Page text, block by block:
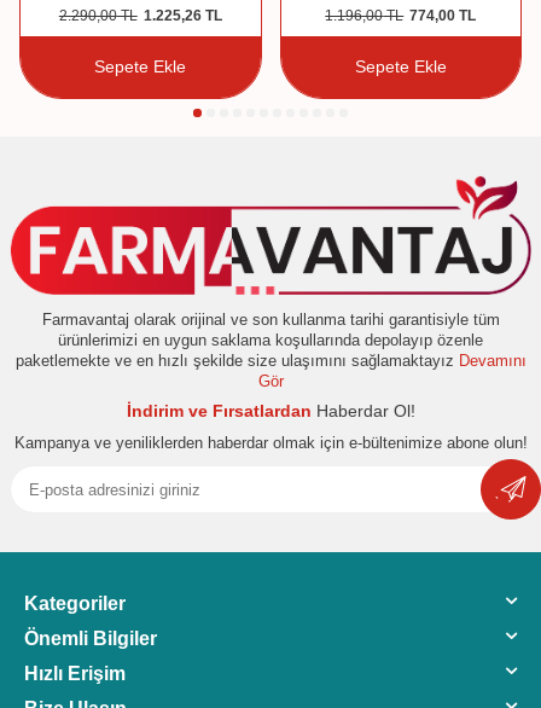
2.290,00TL 1.225,26TL
Sepete Ekle
1.196,00TL 774,00 TL
Sepete Ekle
Farmavantaj olarak orijinal ve son kullanma tarihi garantisiyle tüm
ürünlerimizi en uygun saklama koşullarında depolayıp özenle
paketlemekte ve en hızlı şekilde size ulaşımını sağlamaktayız Devamını
Gör
İndirim ve Fırsatlardan Haberdar Ol!
Kampanya ve yeniliklerden haberdar olmak için e-bültenimize abone olun!
Kategoriler
Önemli Bilgiler
Hızlı Erişim